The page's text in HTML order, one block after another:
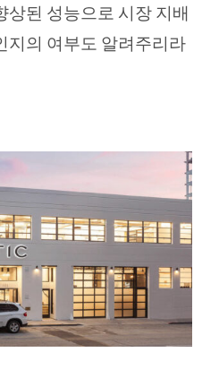
상된 성능으로 시장 지배
지의 여부도 알려주리라